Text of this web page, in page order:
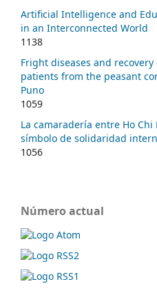
Artificial Intelligence and
in an Interconnected World
1138
Fright diseases and
patients from the peasant
Puno
1059
La camaradería entre Ho
símbolo de solidaridad
1056
Número actual